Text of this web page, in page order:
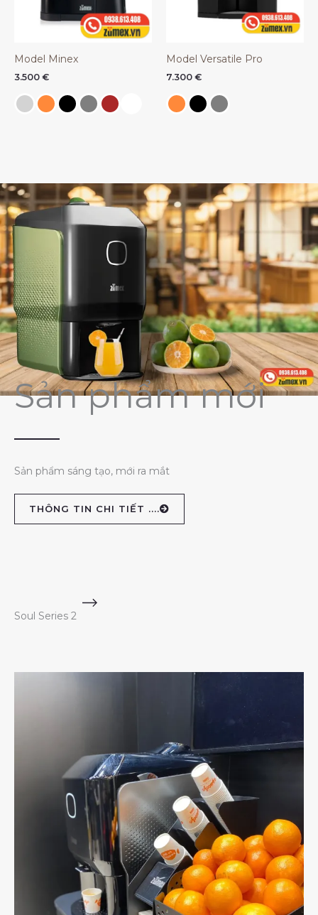
Model Minex
3.500 €
Model Versatile Pro
7.300 €
Sản phẩm mới
Sản phẩm sáng tạo, mới ra mắt
THÔNG TIN CHI TIẾT ....
Soul Series 2